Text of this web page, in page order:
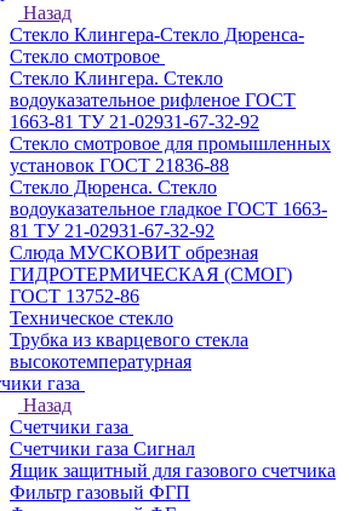
Назад
Стекло Клингера-Стекло Дюренса-
Стекло смотровое
Стекло Клингера. Стекло
водоуказательное рифленое ГОСТ
1663-81 ТУ 21-02931-67-32-92
Стекло смотровое для промышленных
установок ГОСТ 21836-88
Стекло Дюренса. Стекло
водоуказательное гладкое ГОСТ 1663-
81 ТУ 21-02931-67-32-92
Слюда МУСКОВИТ обрезная
ГИДРОТЕРМИЧЕСКАЯ (СМОГ)
ГОСТ 13752-86
Техническое стекло
Трубка из кварцевого стекла
высокотемпературная
газа
Назад
Счетчики газа
Счетчики газа Сигнал
Ящик защитный для газового счетчика
Фильтр газовый ФГП